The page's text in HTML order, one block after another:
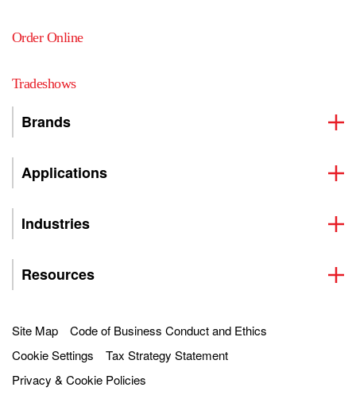
Order Online
Tradeshows
Brands
Applications
Industries
Resources
Site Map
Code of Business Conduct and Ethics
Cookie Settings
Tax Strategy Statement
Privacy & Cookie Policies